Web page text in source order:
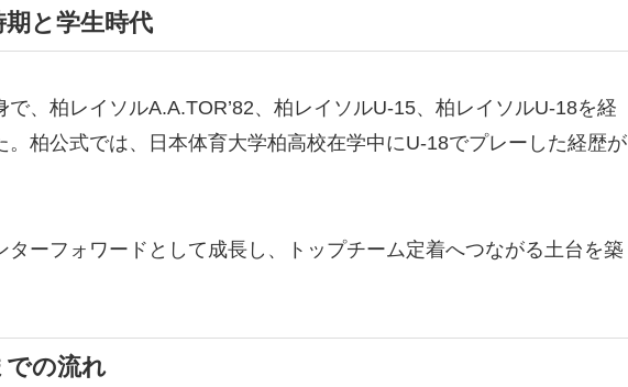
と学生時代
、柏レイソルA.A.TOR’82、柏レイソルU-15、柏レイソルU-18を経
。柏公式では、日本体育大学柏高校在学中にU-18でプレーした経歴が
ーフォワードとして成長し、トップチーム定着へつながる土台を築
での流れ